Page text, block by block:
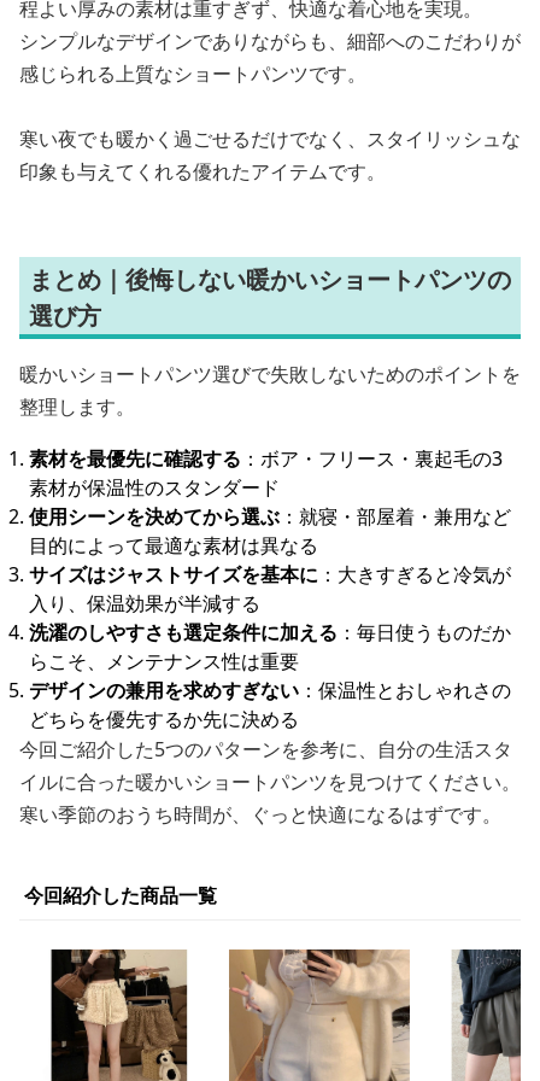
程よい厚みの素材は重すぎず、快適な着心地を実現。
シンプルなデザインでありながらも、細部へのこだわりが
感じられる上質なショートパンツです。
寒い夜でも暖かく過ごせるだけでなく、スタイリッシュな
印象も与えてくれる優れたアイテムです。
まとめ｜後悔しない暖かいショートパンツの
選び方
暖かいショートパンツ選びで失敗しないためのポイントを
整理します。
素材を最優先に確認する ：ボア・フリース・裏起毛の3
素材が保温性のスタンダード
使用シーンを決めてから選ぶ ：就寝・部屋着・兼用など
目的によって最適な素材は異なる
サイズはジャストサイズを基本に ：大きすぎると冷気が
入り、保温効果が半減する
洗濯のしやすさも選定条件に加える ：毎日使うものだか
らこそ、メンテナンス性は重要
デザインの兼用を求めすぎない ：保温性とおしゃれさの
どちらを優先するか先に決める
今回ご紹介した5つのパターンを参考に、自分の生活スタ
イルに合った暖かいショートパンツを見つけてください。
寒い季節のおうち時間が、ぐっと快適になるはずです。
今回紹介した商品一覧